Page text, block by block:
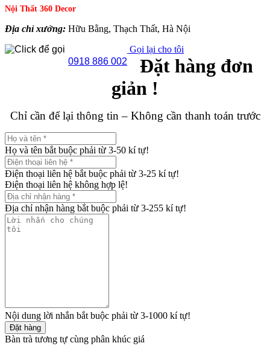
Nội Thất 360 Decor
Địa chỉ xưởng: Hữu Bằng, Thạch Thất, Hà Nội
0918 886 002
Gọi lại cho tôi
Đặt hàng đơn
giản !
Chỉ cần để lại thông tin – Không cần thanh toán trước
Họ và tên bắt buộc phải từ 3-50 kí tự!
Điện thoại liên hệ bắt buộc phải từ 3-25 kí tự!
Điện thoại liên hệ không hợp lệ!
Địa chỉ nhận hàng bắt buộc phải từ 3-255 kí tự!
Nội dung lời nhắn bắt buộc phải từ 3-1000 kí tự!
Đặt hàng
Bàn trà tương tự cùng phân khúc giá